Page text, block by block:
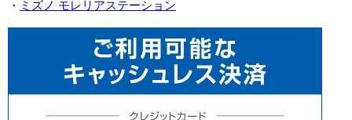
・ ミズノ モレリアステーション